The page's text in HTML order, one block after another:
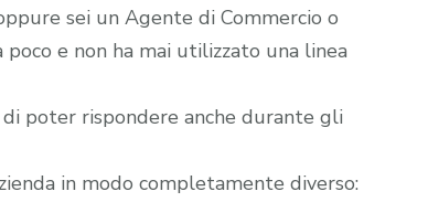
sei un Agente di Commercio o
e non ha mai utilizzato una linea
poter rispondere anche durante gli
in modo completamente diverso: